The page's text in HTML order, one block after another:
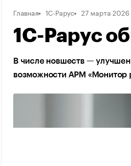
наличной валюты
Главная 1С-Рарус 27 марта 2026
1С-Рарус
В числе новшеств —
возможности АРМ «Монитор